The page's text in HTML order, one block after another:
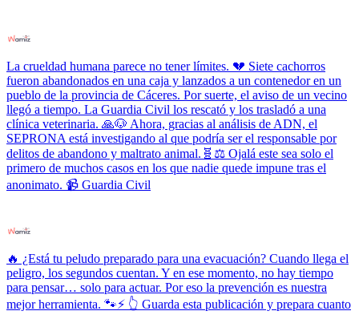
La crueldad humana parece no tener límites. 💔 Siete cachorros
fueron abandonados en una caja y lanzados a un contenedor en un
pueblo de la provincia de Cáceres. Por suerte, el aviso de un vecino
llegó a tiempo. La Guardia Civil los rescató y los trasladó a una
clínica veterinaria. 🙏🐶 Ahora, gracias al análisis de ADN, el
SEPRONA está investigando al que podría ser el responsable por
delitos de abandono y maltrato animal.🧬⚖️ Ojalá este sea solo el
primero de muchos casos en los que nadie quede impune tras el
anonimato. 📹 Guardia Civil
🔥 ¿Está tu peludo preparado para una evacuación? Cuando llega el
peligro, los segundos cuentan. Y en ese momento, no hay tiempo
para pensar… solo para actuar. Por eso la prevención es nuestra
mejor herramienta. 🐾⚡ 👆 Guarda esta publicación y prepara cuanto